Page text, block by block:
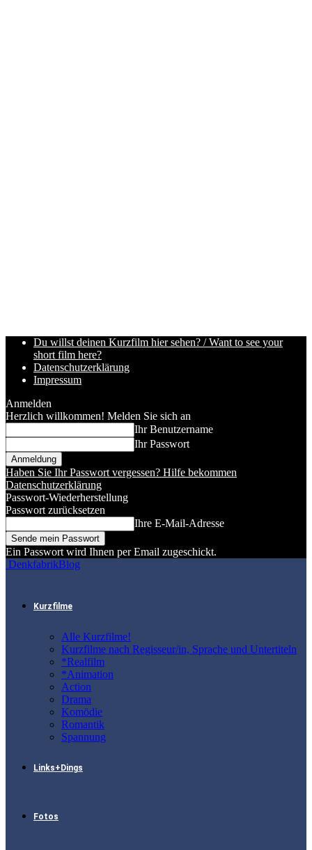
Du willst deinen Kurzfilm hier sehen? / Want to see your
short film here?
Datenschutzerklärung
Impressum
Anmelden
Herzlich willkommen! Melden Sie sich an
Ihr Benutzername
Ihr Passwort
Haben Sie Ihr Passwort vergessen? Hilfe bekommen
Datenschutzerklärung
Passwort-Wiederherstellung
Passwort zurücksetzen
Ihre E-Mail-Adresse
Ein Passwort wird Ihnen per Email zugeschickt.
DenkfabrikBlog
Kurzfilme
Alle Kurzfilme!
Kurzfilme nach Regisseur/in, Sprache und Untertiteln
*Realfilm
*Animation
Action
Drama
Komödie
Romantik
Spannung
Links+Dings
Fotos